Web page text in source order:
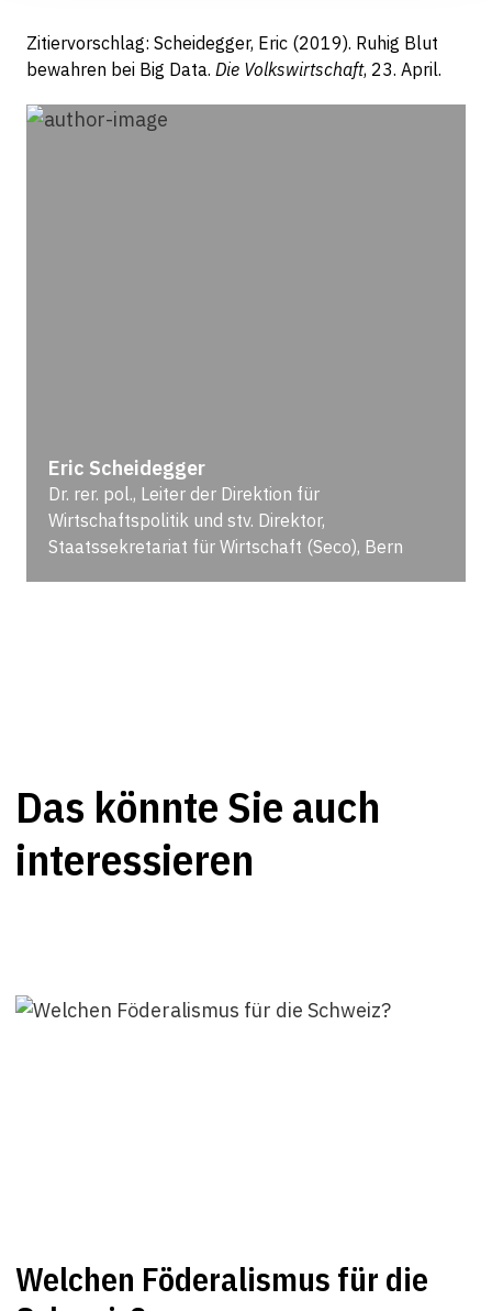
Zitiervorschlag: Scheidegger, Eric (2019). Ruhig Blut
bewahren bei Big Data. Die Volkswirtschaft, 23. April.
Eric Scheidegger
Dr. rer. pol., Leiter der Direktion für
Wirtschaftspolitik und stv. Direktor,
Staatssekretariat für Wirtschaft (Seco), Bern
Das könnte Sie auch
interessieren
Welchen Föderalismus für die